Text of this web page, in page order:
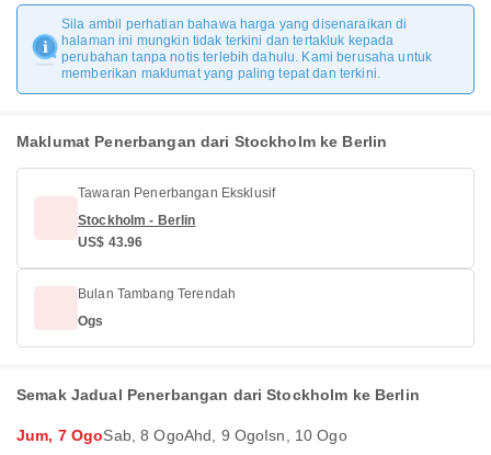
Sila ambil perhatian bahawa harga yang disenaraikan di
halaman ini mungkin tidak terkini dan tertakluk kepada
perubahan tanpa notis terlebih dahulu. Kami berusaha untuk
memberikan maklumat yang paling tepat dan terkini.
Maklumat Penerbangan dari Stockholm ke Berlin
Tawaran Penerbangan Eksklusif
Stockholm - Berlin
US$ 43.96
Bulan Tambang Terendah
Ogs
Semak Jadual Penerbangan dari Stockholm ke Berlin
Jum, 7 OgoSab, 8 OgoAhd, 9 OgoIsn, 10 Ogo